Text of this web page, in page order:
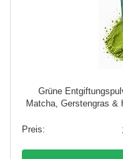
Grüne
Matcha, Gerstengras &